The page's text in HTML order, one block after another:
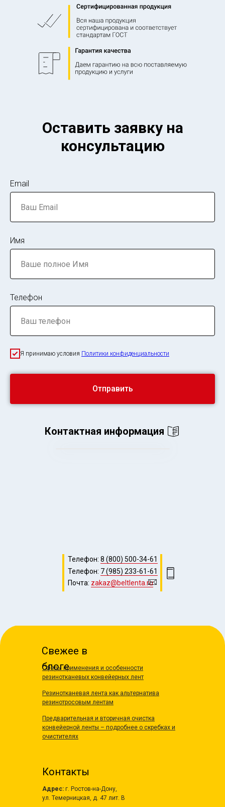
Оставить заявку на
консультацию
Email
Имя
Телефон
Я принимаю условия Политики конфиденциальности
Отправить
Контактная информация
Телефон: 8 (800) 500-34-61
Почта: zakaz@beltlenta.ru
Телефон: 7 (985) 233-61-61
Свежее в
блоге
Контакты
Адрес: г. Ростов-на-Дону,
ул. Темерницкая, д. 47 лит. В
Сферы применения и особенности
резинотканевых конвейерных лент
Резинотканевая лента как альтернатива
резинотросовым лентам
Предварительная и вторичная очистка
конвейерной ленты – подробнее о скребках и
очистителях